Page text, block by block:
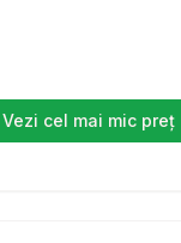
este formulata
Vezi cel mai mic preț
(se